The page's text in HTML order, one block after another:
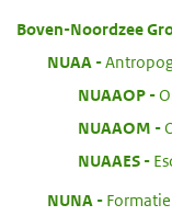
Boven-Noordzee
NUAA
NUAAOP:
NUAAOM
NUAAES:
NUNA